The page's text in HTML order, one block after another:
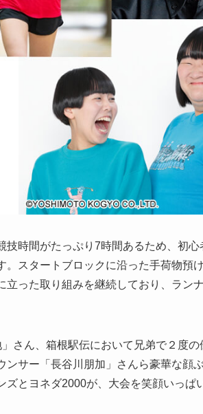
時間がたっぷり7時間あるため、初心
。スタートブロックに沿った手荷物預
った取り組みを継続しており、ラン
さん、箱根駅伝において兄弟で２度の
サー「長谷川朋加」さんら豪華な顔
とヨネダ2000が、大会を笑顔いっぱ